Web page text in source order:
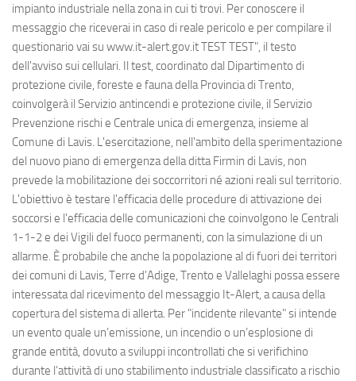
impianto industriale nella zona in cui ti trovi. Per conoscere il
messaggio che riceverai in caso di reale pericolo e per compilare il
questionario vai su www.it-alert.gov.it TEST TEST", il testo
dell'avviso sui cellulari. Il test, coordinato dal Dipartimento di
protezione civile, foreste e fauna della Provincia di Trento,
coinvolgerà il Servizio antincendi e protezione civile, il Servizio
Prevenzione rischi e Centrale unica di emergenza, insieme al
Comune di Lavis. L'esercitazione, nell'ambito della sperimentazione
del nuovo piano di emergenza della ditta Firmin di Lavis, non
prevede la mobilitazione dei soccorritori né azioni reali sul territorio.
L'obiettivo è testare l'efficacia delle procedure di attivazione dei
soccorsi e l'efficacia delle comunicazioni che coinvolgono le Centrali
1-1-2 e dei Vigili del fuoco permanenti, con la simulazione di un
allarme. È probabile che anche la popolazione al di fuori dei territori
dei comuni di Lavis, Terre d'Adige, Trento e Vallelaghi possa essere
interessata dal ricevimento del messaggio It-Alert, a causa della
copertura del sistema di allerta. Per "incidente rilevante" si intende
un evento quale un’emissione, un incendio o un’esplosione di
grande entità, dovuto a sviluppi incontrollati che si verifichino
durante l’attività di uno stabilimento industriale classificato a rischio